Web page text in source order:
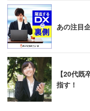
あの注目
【20代
指す！